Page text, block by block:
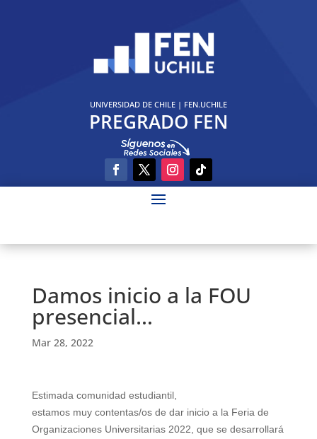
UNIVERSIDAD DE CHILE| FEN.UCHILE
PREGRADO FEN
Damos inicio a la FOU
presencial…
Mar 28, 2022
Estimada comunidad estudiantil,
estamos muy contentas/os de dar inicio a la Feria de
Organizaciones Universitarias 2022, que se desarrollará